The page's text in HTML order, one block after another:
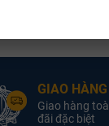
GIAO
Giao hàng
đãi đặc biệt